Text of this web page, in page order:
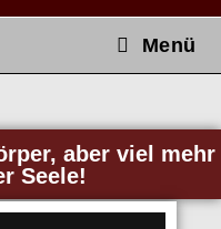
Menü
aber viel mehr
Seele!